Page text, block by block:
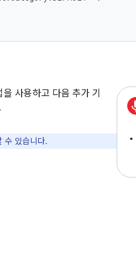
을 사용하고 다음 추가 기
수 있습니다.